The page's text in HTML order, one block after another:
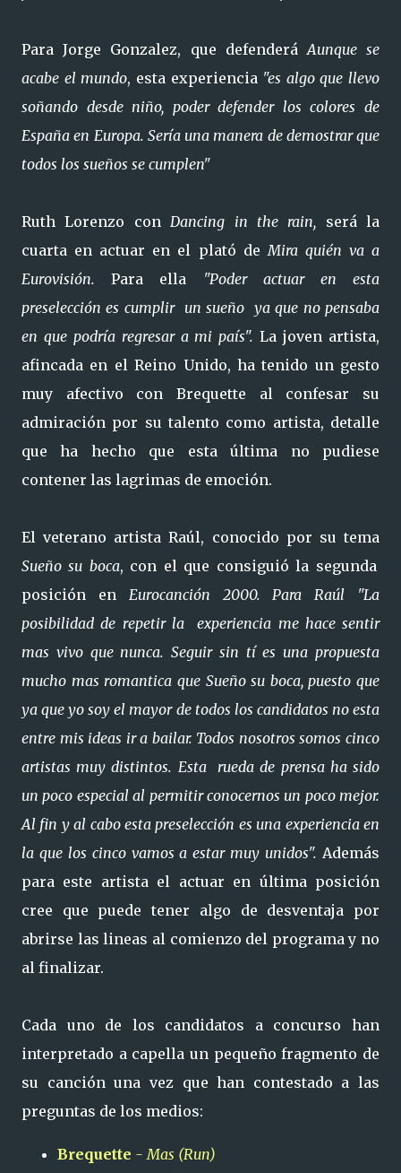
Para Jorge Gonzalez, que defenderáAunque se
acabe el mundo, esta experiencia "es algo que llevo
soñando desde niño, poder defender los colores de
España en Europa. Sería una manera de demostrar que
todos los sueños se cumplen"
Ruth Lorenzo conDancing in the rain, será la
cuarta en actuar en el plató de Mira quién va a
Eurovisión.Para ella "Poder actuar en esta
preselección es cumplir un sueño ya que no pensaba
en que podría regresar a mi país".La joven artista,
afincada en el Reino Unido, ha tenido un gesto
muy afectivo con Brequette al confesar su
admiración por su talento como artista, detalle
que ha hecho que esta última no pudiese
contener las lagrimas de emoción.
El veterano artista Raúl, conocido por su tema
Sueño su boca, con el que consiguió la segunda
posición en Eurocanción 2000. Para Raúl "La
posibilidad de repetir la experiencia me hace sentir
mas vivo que nunca. Seguir sin tí es una propuesta
mucho mas romantica que Sueño su boca, puesto que
ya que yo soy el mayor de todos los candidatos no esta
entre mis ideas ir a bailar. Todos nosotros somos cinco
artistas muy distintos. Esta rueda de prensa ha sido
un poco especial al permitir conocernos un poco mejor.
Al fin y al cabo esta preselección es una experiencia en
la que los cinco vamos a estar muy unidos". Además
para este artista el actuar en última posición
cree que puede tener algo de desventaja por
abrirse las lineas al comienzo del programa y no
al finalizar.
Cada uno de los candidatos a concurso han
interpretado a capella un pequeño fragmento de
su canción una vez que han contestado a las
preguntas de los medios:
Brequette - Mas (Run)